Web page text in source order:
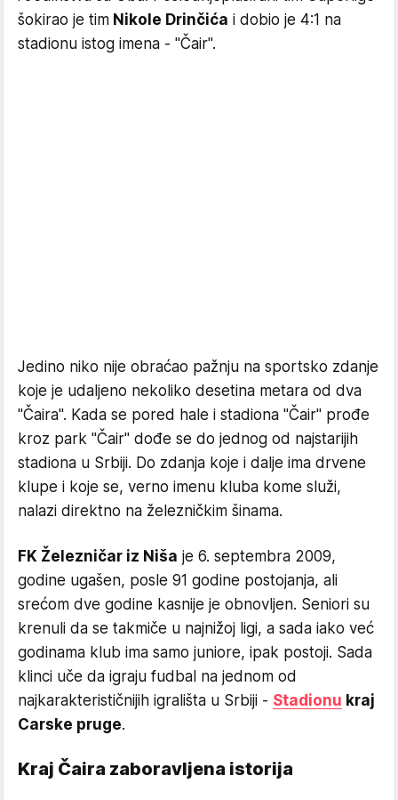
šokirao je tim Nikole Drinčića i dobio je 4:1 na
stadionu istog imena - "Čair".
Jedino niko nije obraćao pažnju na sportsko zdanje
koje je udaljeno nekoliko desetina metara od dva
"Čaira". Kada se pored hale i stadiona "Čair" prođe
kroz park "Čair" dođe se do jednog od najstarijih
stadiona u Srbiji. Do zdanja koje i dalje ima drvene
klupe i koje se, verno imenu kluba kome služi,
nalazi direktno na železničkim šinama.
FK Železničar iz Niša je 6. septembra 2009,
godine ugašen, posle 91 godine postojanja, ali
srećom dve godine kasnije je obnovljen. Seniori su
krenuli da se takmiče u najnižoj ligi, a sada iako već
godinama klub ima samo juniore, ipak postoji. Sada
klinci uče da igraju fudbal na jednom od
najkarakterističnijih igrališta u Srbiji - Stadionu kraj
Carske pruge.
Kraj Čaira zaboravljena istorija